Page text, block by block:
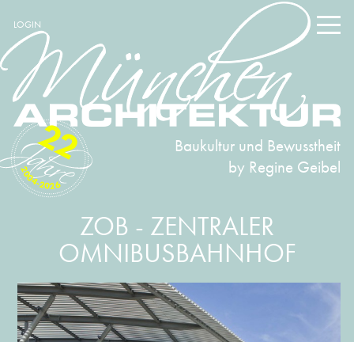
LOGIN
Baukultur und Bewusstheit
by Regine Geibel
2004-2026
22
ZOB - ZENTRALER
OMNIBUSBAHNHOF